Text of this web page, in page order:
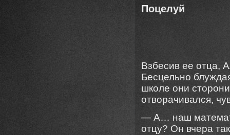
Поцелуй
Взбесив ее отца,
Бесцельно
школе они
отворачивался,
— А… наш
отцу? Он вчера